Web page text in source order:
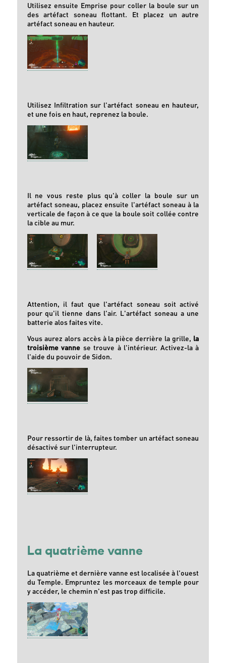
Utilisez ensuite Emprise pour coller la boule sur un
des artéfact soneau flottant. Et placez un autre
artéfact soneau en hauteur.
Utilisez Infiltration sur l'artéfact soneau en hauteur,
et une fois en haut, reprenez la boule.
Il ne vous reste plus qu'à coller la boule sur un
artéfact soneau, placez ensuite l'artéfact soneau à la
verticale de façon à ce que la boule soit collée contre
la cible au mur.
Attention, il faut que l'artéfact soneau soit activé
pour qu'il tienne dans l'air. L'artéfact soneau a une
batterie alos faites vite.
Vous aurez alors accès à la pièce derrière la grille, la
troisième vanne se trouve à l'intérieur. Activez-la à
l'aide du pouvoir de Sidon.
Pour ressortir de là, faites tomber un artéfact soneau
désactivé sur l'interrupteur.
La quatrième vanne
La quatrième et dernière vanne est localisée à l'ouest
du Temple. Empruntez les morceaux de temple pour
y accéder, le chemin n'est pas trop difficile.